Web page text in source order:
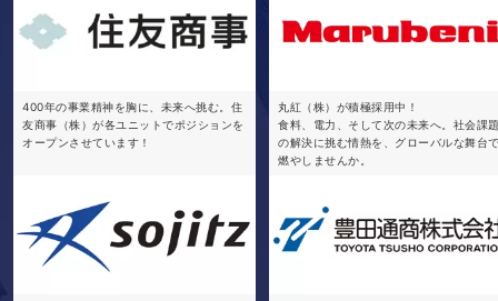
400年の事業精神を胸に、未来へ挑む。住
友商事（株）が各ユニットでポジションを
オープンさせています！
丸紅（株）が積極採用中！
食料、電力、そして次の未来へ。社会課
の解決に挑む情熱を、グローバルな舞台
燃やしませんか。